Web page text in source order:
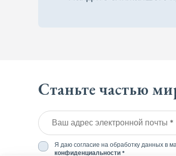
Станьте частью
Ваш адрес электронной почты *
Я даю согласие на обработку данных в
конфиденциальности*